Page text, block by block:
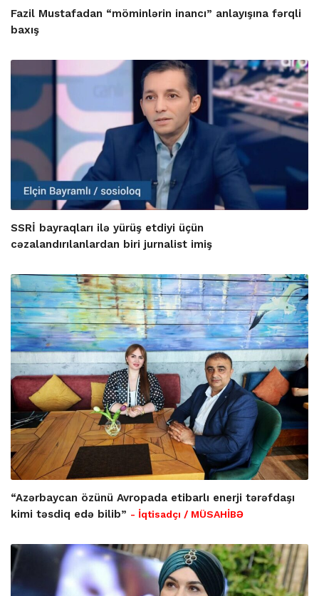
Fazil Mustafadan “möminlərin inancı” anlayışına fərqli
baxış
SSRİ bayraqları ilə yürüş etdiyi üçün
cəzalandırılanlardan biri jurnalist imiş
“Azərbaycan özünü Avropada etibarlı enerji tərəfdaşı
kimi təsdiq edə bilib” - İqtisadçı / MÜSAHİBƏ